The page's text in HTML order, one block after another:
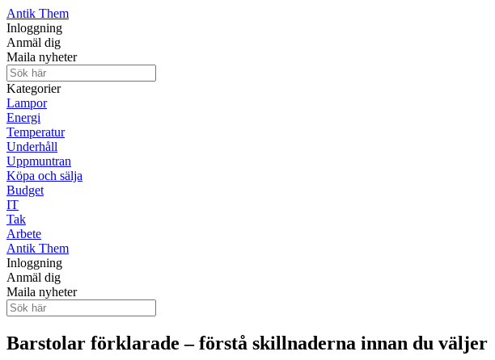
Antik Them
Inloggning
Anmäl dig
Maila nyheter
Kategorier
Lampor
Energi
Temperatur
Underhåll
Uppmuntran
Köpa och sälja
Budget
IT
Tak
Arbete
Antik Them
Inloggning
Anmäl dig
Maila nyheter
Barstolar förklarade – förstå skillnaderna innan du väljer